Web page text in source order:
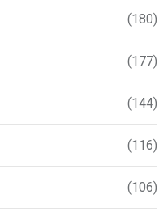
(180)
(177)
(144)
(116)
(106)